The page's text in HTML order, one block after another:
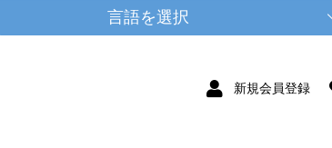
言語を選択
新規会員登録